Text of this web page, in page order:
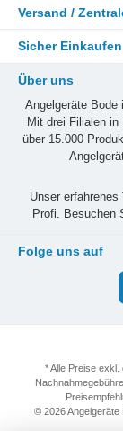
Versand /
Sicher Einkaufen
Über uns
Angelgeräte Bode
Mit drei Filialen
über 15.000
Unser
Profi. Besuchen
Folge uns auf
* Alle Preise
© 2026 Angelgeräte